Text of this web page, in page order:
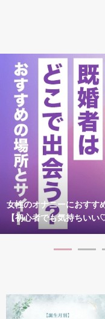
女性のオナニーにおすす
【初心者でも気持ちいい